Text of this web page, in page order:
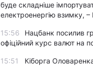
буде складніше
електроенергію взимку,
15:56
Нацбанк посилив
офіційний курс валют на
15:51
Кіборга